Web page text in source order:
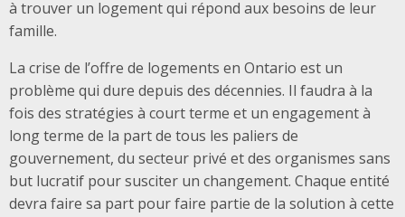
à trouver un logement qui répond aux besoins de leur
famille.
La crise de l’offre de logements en Ontario est un
problème qui dure depuis des décennies. Il faudra à la
fois des stratégies à court terme et un engagement à
long terme de la part de tous les paliers de
gouvernement, du secteur privé et des organismes sans
but lucratif pour susciter un changement. Chaque entité
devra faire sa part pour faire partie de la solution à cette